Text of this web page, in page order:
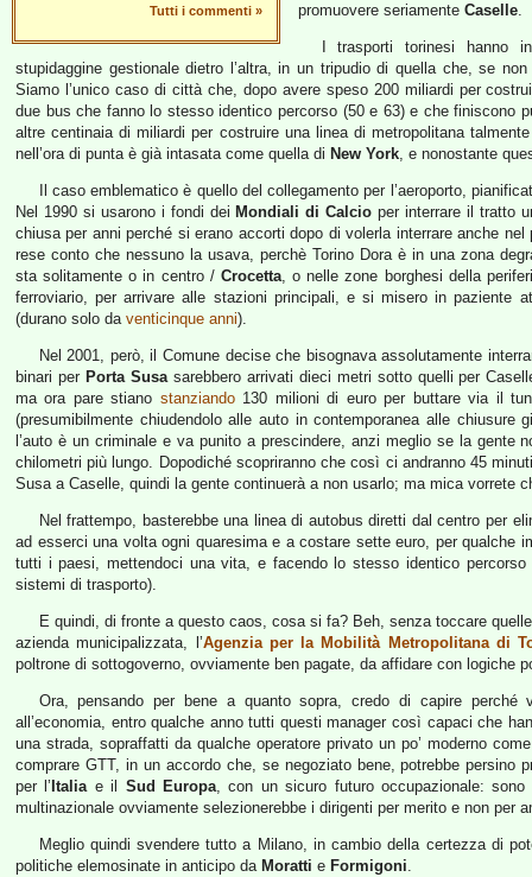
Tutti i commenti »
promuovere seriamente Caselle.
I trasporti torinesi hanno
stupidaggine gestionale dietro l’altra, in un tripudio di quella che, se
Siamo l’unico caso di città che, dopo avere speso 200 miliardi per
due bus che fanno lo stesso identico percorso (50 e 63) e che finiscono
altre centinaia di miliardi per costruire una linea di metropolitana
nell’ora di punta è già intasata come quella di New York, e nonostante
Il caso emblematico è quello del collegamento per l’aeroporto,
Nel 1990 si usarono i fondi dei Mondiali di Calcio per interrare il tratto
chiusa per anni perché si erano accorti dopo di volerla interrare anche
rese conto che nessuno la usava, perchè Torino Dora è in una zona
sta solitamente o in centro / Crocetta, o nelle zone borghesi della
ferroviario, per arrivare alle stazioni principali, e si misero in paziente
(durano solo da venticinque anni).
Nel 2001, però, il Comune decise che bisognava assolutamente
binari per Porta Susasarebbero arrivati dieci metri sotto quelli per
ma ora pare stiano stanziando130 milioni di euro per buttare via il
(presumibilmente chiudendolo alle auto in contemporanea alle chiusure
l’auto è un criminale e va punito a prescindere, anzi meglio se la
chilometri più lungo. Dopodiché scopriranno che così ci andranno 45
Susa a Caselle, quindi la gente continuerà a non usarlo; ma mica vorrete
Nel frattempo, basterebbe una linea di autobus diretti dal centro per
ad esserci una volta ogni quaresima e a costare sette euro, per qualche
tutti i paesi, mettendoci una vita, e facendo lo stesso identico percorso
sistemi di trasporto).
E quindi, di fronte a questo caos, cosa si fa? Beh, senza toccare
azienda municipalizzata, l’Agenzia per la Mobilità Metropolitana di
poltrone di sottogoverno, ovviamente ben pagate, da affidare con logiche
Ora, pensando per bene a quanto sopra, credo di capire
all’economia, entro qualche anno tutti questi manager così capaci che
una strada, sopraffatti da qualche operatore privato un po’ moderno
comprare GTT, in un accordo che, se negoziato bene, potrebbe persino
per l’ Italiae il Sud Europa, con un sicuro futuro occupazionale:
multinazionale ovviamente selezionerebbe i dirigenti per merito e non per
Meglio quindi svendere tutto a Milano, in cambio della certezza di
politiche elemosinate in anticipo da Moratti e Formigoni.